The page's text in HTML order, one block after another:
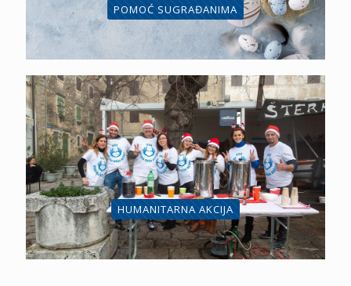
POMOĆ SUGRAĐANIMA
HUMANITARNA AKCIJA